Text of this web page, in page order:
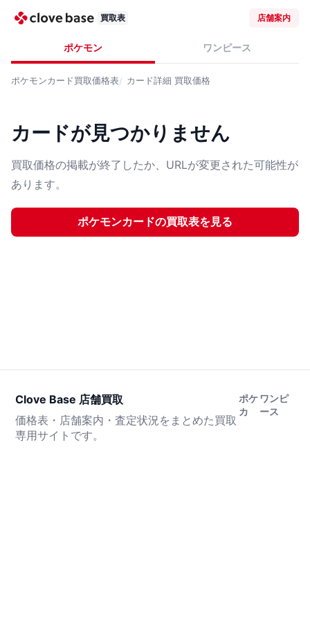
買取表 店舗案内
ポケモン ワンピース
ポケモンカード買取価格表 カード詳細 買取価格
カードが見つかりません
買取価格の掲載が終了したか、URLが変更された可能性が
あります。
ポケモンカードの買取表を見る
Clove Base 店舗買取
価格表・店舗案内・査定状況をまとめた買取
専用サイトです。
ポケ
カ
ワンピ
ース